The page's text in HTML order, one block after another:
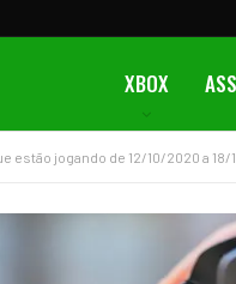
XBOX
estão jogando de 12/10/2020 a